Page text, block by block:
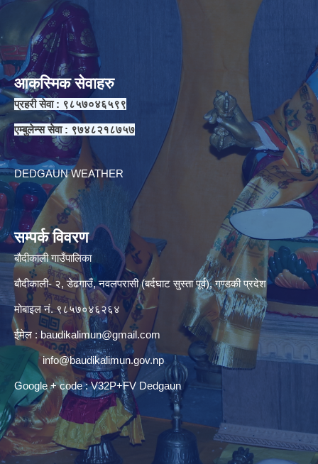
आकस्मिक सेवाहरु
प्रहरी सेवा : ९८५७०४६५९९
एम्बुलेन्स सेवा : ९७४८२१८७५७
DEDGAUN WEATHER
सम्पर्क विवरण
बौदीकाली गाउँपालिका
बौदीकाली- २, डेढगाउँ, नवलपरासी (बर्दघाट सुस्ता पूर्व), गण्डकी प्रदेश
मोबाइल नं. ९८५७०४६२६४
ईमेल : baudikalimun@gmail.com
info@baudikalimun.gov.np
Google + code : V32P+FV Dedgaun